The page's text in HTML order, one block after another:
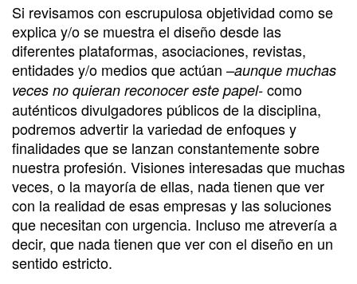
Si revisamos con escrupulosa objetividad como se
explica y/o se muestra el diseño desde las
diferentes plataformas, asociaciones, revistas,
entidades y/o medios que actúan –aunque muchas
veces no quieran reconocer este papel- como
auténticos divulgadores públicos de la disciplina,
podremos advertir la variedad de enfoques y
finalidades que se lanzan constantemente sobre
nuestra profesión. Visiones interesadas que muchas
veces, o la mayoría de ellas, nada tienen que ver
con la realidad de esas empresas y las soluciones
que necesitan con urgencia. Incluso me atrevería a
decir, que nada tienen que ver con el diseño en un
sentido estricto.